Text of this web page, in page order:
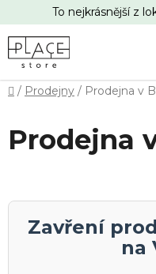
na
obsah
To nejkrásnější z
Domů
/ Prodejny / Prodejna v
Prodejna
Zavření
na